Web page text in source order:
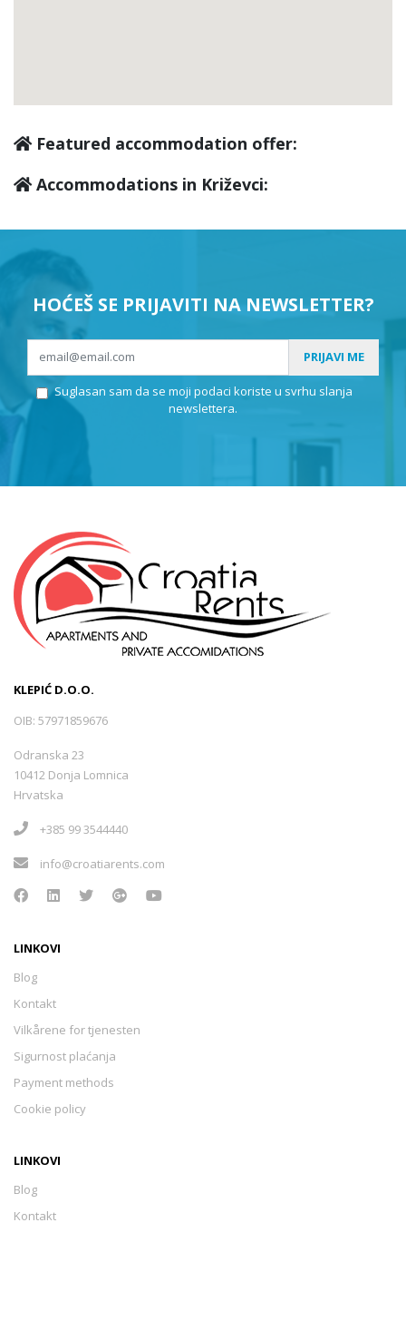
Featured accommodation offer:
Accommodations in Križevci:
HOĆEŠ SE PRIJAVITI NA NEWSLETTER?
PRIJAVI ME
Suglasan sam da se moji podaci koriste u svrhu slanja
newslettera.
KLEPIĆ D.O.O.
OIB: 57971859676
Odranska 23
10412 Donja Lomnica
Hrvatska
+385 99 3544440
info@croatiarents.com
LINKOVI
Blog
Kontakt
Vilkårene for tjenesten
Sigurnost plaćanja
Payment methods
Cookie policy
LINKOVI
Blog
Kontakt